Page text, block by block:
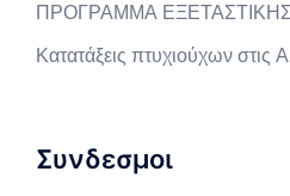
ΠΡΟΓΡΑΜΜΑ
Κατατάξεις πτυχιούχων στις
Συνδεσμοι